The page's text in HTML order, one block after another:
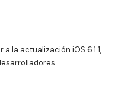
la actualización iOS 6.1.1,